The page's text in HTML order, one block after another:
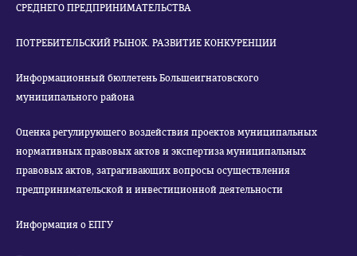
СРЕДНЕГО ПРЕДПРИНИМАТЕЛЬСТВА
ПОТРЕБИТЕЛЬСКИЙ РЫНОК. РАЗВИТИЕ КОНКУРЕНЦИИ
Информационный бюллетень Большеигнатовского
муниципального района
Оценка регулирующего воздействия проектов муниципальных
нормативных правовых актов и экспертиза муниципальных
правовых актов, затрагивающих вопросы осуществления
предпринимательской и инвестиционной деятельности
Информация о ЕПГУ